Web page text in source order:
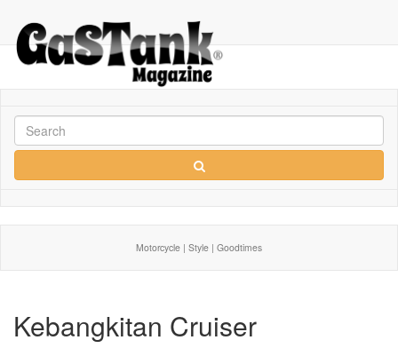
Motorcycle | Style | Goodtimes
Kebangkitan Cruiser